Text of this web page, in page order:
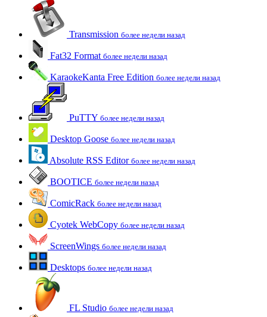
Transmission более недели назад
Fat32 Format более недели назад
KaraokeKanta Free Edition более недели назад
PuTTY более недели назад
Desktop Goose более недели назад
Absolute RSS Editor более недели назад
BOOTICE более недели назад
ComicRack более недели назад
Cyotek WebCopy более недели назад
ScreenWings более недели назад
Desktops более недели назад
FL Studio более недели назад